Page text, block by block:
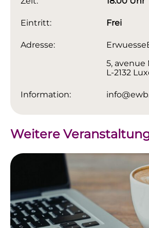
Eintritt: Frei
Adresse:
5, avenue
L-2132
Information:
Weitere